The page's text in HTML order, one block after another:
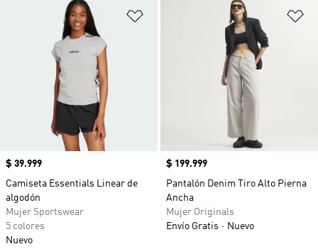
Añadir a la lista de deseos
Precio
$ 39.999
Camiseta Essentials Linear de
algodón
Mujer Sportswear
5 colores
Nuevo
Precio
$ 199.999
Pantalón Denim Tiro Alto Pierna
Ancha
Mujer Originals
Envío Gratis
Nuevo